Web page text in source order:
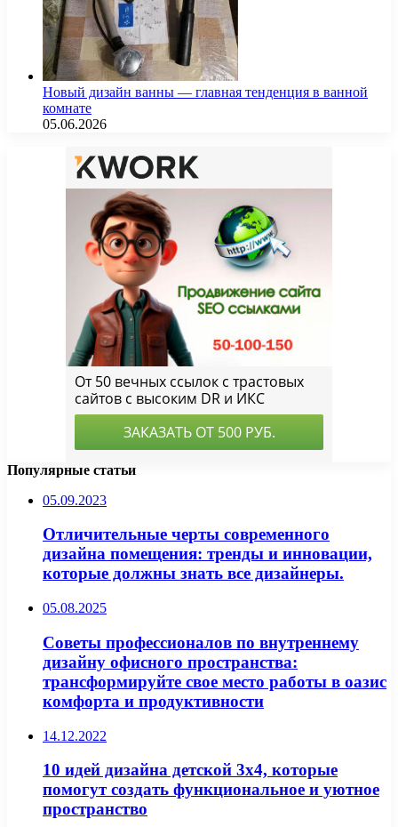
Новый дизайн ванны — главная тенденция в ванной
комнате
05.06.2026
Популярные статьи
05.09.2023
Отличительные черты современного
дизайна помещения: тренды и инновации,
которые должны знать все дизайнеры.
05.08.2025
Советы профессионалов по внутреннему
дизайну офисного пространства:
трансформируйте свое место работы в оазис
комфорта и продуктивности
14.12.2022
10 идей дизайна детской 3х4, которые
помогут создать функциональное и уютное
пространство